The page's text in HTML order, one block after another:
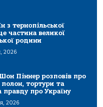
з тернопільської
частина великої
родини
2026
Піннер розповів про
полон, тортури та
правду про Україну
2026